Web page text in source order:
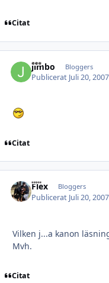
Citat
jimbo Bloggers
Publicerat Juli 20, 2007
Citat
Flex Bloggers
Publicerat Juli 20, 2007
Vilken j...a kanon
Mvh.
Citat